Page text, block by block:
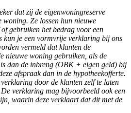
dat zij de eigenwoningreserve
Ze lossen hun nieuwe
gebruiken het bedrag voor een
kun je een vormvrije verklaring bij ons
vermeld dat klanten de
nieuwe woning gebruiken, als de
dan de inbreng (OBK + eigen geld) bij
afspraak dan in de hypotheekofferte.
door de klanten zelf te laten
verklaring mag bijvoorbeeld ook een
waarin deze verklaart dat dit met de